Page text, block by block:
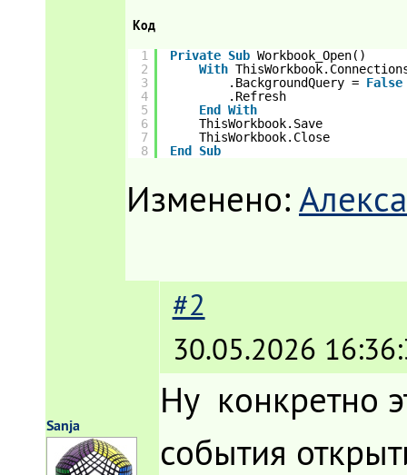
Код
1
2
3
4
5
6
7
8
Private Sub Workbook_Open()
With
.BackgroundQuery = False
.Refresh
End
With
ThisWorkbook.Save
ThisWorkbook.Close
End
Sub
Изменено:
Sanja
#2
30.05.2026
Ну конкретно
события